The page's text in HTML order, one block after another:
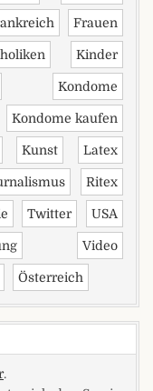
Frauen
Kinder
Kondome
Kondome kaufen
Kunst Latex
Ritex
Twitter USA
Video
Österreich
.